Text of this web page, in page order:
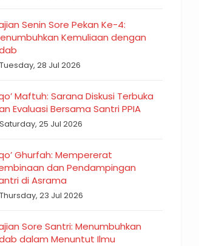
Senin Sore Pekan Ke-4:
Kemuliaan dengan
Tuesday, 28 Jul 2026
Maftuh: Sarana Diskusi Terbuka
Evaluasi Bersama Santri PPIA
Saturday, 25 Jul 2026
Ghurfah: Mempererat
dan Pendampingan
di Asrama
Thursday, 23 Jul 2026
Sore Santri: Menumbuhkan
dalam Menuntut Ilmu